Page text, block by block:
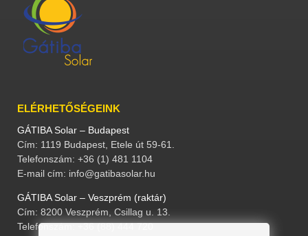
ELÉRHETŐSÉGEINK
GÁTIBA Solar – Budapest
Cím: 1119 Budapest, Etele út 59-61.
Telefonszám: +36 (1) 481 1104
E-mail cím: info@gatibasolar.hu
GÁTIBA Solar – Veszprém (raktár)
Cím: 8200 Veszprém, Csillag u. 13.
Telefonszám: +36 (88) 444 720